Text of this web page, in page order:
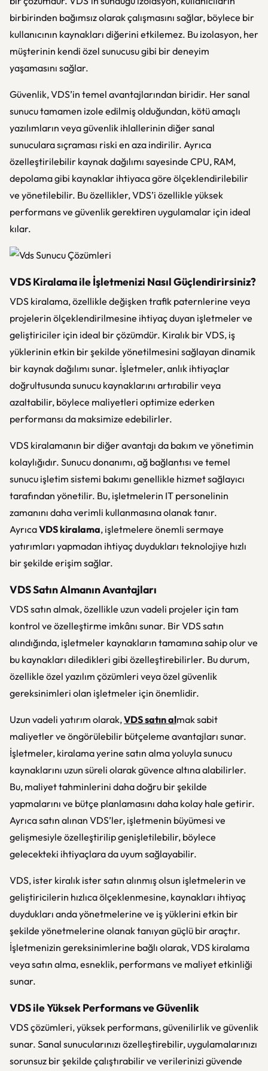
birbirinden bağımsız olarak çalışmasını sağlar, böylece bir
kullanıcının kaynakları diğerini etkilemez. Bu izolasyon, her
müşterinin kendi özel sunucusu gibi bir deneyim
yaşamasını sağlar.
Güvenlik, VDS’in temel avantajlarından biridir. Her sanal
sunucu tamamen izole edilmiş olduğundan, kötü amaçlı
yazılımların veya güvenlik ihlallerinin diğer sanal
sunuculara sıçraması riski en aza indirilir. Ayrıca
özelleştirilebilir kaynak dağılımı sayesinde CPU, RAM,
depolama gibi kaynaklar ihtiyaca göre ölçeklendirilebilir
ve yönetilebilir. Bu özellikler, VDS’i özellikle yüksek
performans ve güvenlik gerektiren uygulamalar için ideal
kılar.
VDS Kiralama ile İşletmenizi Nasıl Güçlendirirsiniz?
VDS kiralama, özellikle değişken trafik paternlerine veya
projelerin ölçeklendirilmesine ihtiyaç duyan işletmeler ve
geliştiriciler için ideal bir çözümdür. Kiralık bir VDS, iş
yüklerinin etkin bir şekilde yönetilmesini sağlayan dinamik
bir kaynak dağılımı sunar. İşletmeler, anlık ihtiyaçlar
doğrultusunda sunucu kaynaklarını artırabilir veya
azaltabilir, böylece maliyetleri optimize ederken
performansı da maksimize edebilirler.
VDS kiralamanın bir diğer avantajı da bakım ve yönetimin
kolaylığıdır. Sunucu donanımı, ağ bağlantısı ve temel
sunucu işletim sistemi bakımı genellikle hizmet sağlayıcı
tarafından yönetilir. Bu, işletmelerin IT personelinin
zamanını daha verimli kullanmasına olanak tanır.
AyrıcaVDS kiralama, işletmelere önemli sermaye
yatırımları yapmadan ihtiyaç duydukları teknolojiye hızlı
bir şekilde erişim sağlar.
VDS Satın Almanın Avantajları
VDS satın almak, özellikle uzun vadeli projeler için tam
kontrol ve özelleştirme imkânı sunar. Bir VDS satın
alındığında, işletmeler kaynakların tamamına sahip olur ve
bu kaynakları diledikleri gibi özelleştirebilirler. Bu durum,
özellikle özel yazılım çözümleri veya özel güvenlik
gereksinimleri olan işletmeler için önemlidir.
Uzun vadeli yatırım olarak,VDS satın almak sabit
maliyetler ve öngörülebilir bütçeleme avantajları sunar.
İşletmeler, kiralama yerine satın alma yoluyla sunucu
kaynaklarını uzun süreli olarak güvence altına alabilirler.
Bu, maliyet tahminlerini daha doğru bir şekilde
yapmalarını ve bütçe planlamasını daha kolay hale getirir.
Ayrıca satın alınan VDS’ler, işletmenin büyümesi ve
gelişmesiyle özelleştirilip genişletilebilir, böylece
gelecekteki ihtiyaçlara da uyum sağlayabilir.
VDS, ister kiralık ister satın alınmış olsun işletmelerin ve
geliştiricilerin hızlıca ölçeklenmesine, kaynakları ihtiyaç
duydukları anda yönetmelerine ve iş yüklerini etkin bir
şekilde yönetmelerine olanak tanıyan güçlü bir araçtır.
İşletmenizin gereksinimlerine bağlı olarak, VDS kiralama
veya satın alma, esneklik, performans ve maliyet etkinliği
sunar.
VDS ile Yüksek Performans ve Güvenlik
VDS çözümleri, yüksek performans, güvenilirlik ve güvenlik
sunar. Sanal sunucularınızı özelleştirebilir, uygulamalarınızı
sorunsuz bir şekilde çalıştırabilir ve verilerinizi güvende